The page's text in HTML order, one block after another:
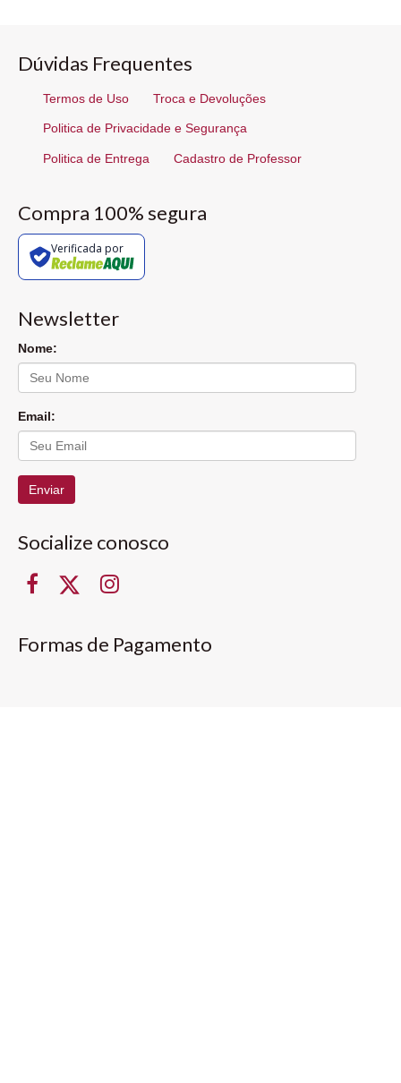
Dúvidas Frequentes
Termos de Uso Troca e Devoluções
Politica de Privacidade e Segurança
Politica de Entrega Cadastro de Professor
Compra 100% segura
Verificada por
Newsletter
Nome:
Email:
Enviar
Socialize conosco
Formas de Pagamento